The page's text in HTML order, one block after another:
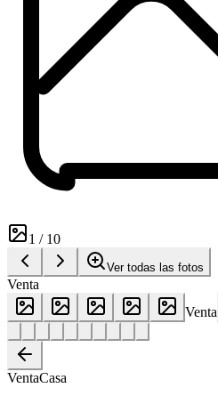
1 / 10
Ver todas las fotos
Venta
Venta
VentaCasa